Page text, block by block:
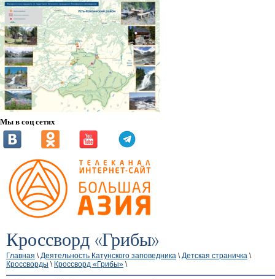
Мы в соц сетях
Кроссворд «Грибы»
Главная \Деятельность Катунского заповедника \Детская страничка \
Кроссворды \ Кроссворд «Грибы» \